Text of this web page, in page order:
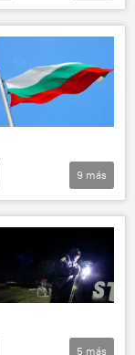
9 más
5 más